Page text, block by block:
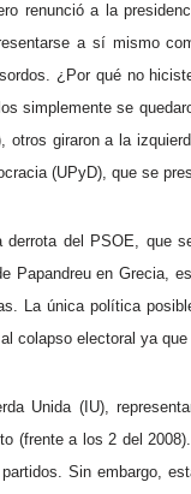
renunció a la
a sí mismo
¿Por qué no
simplemente se
otros giraron a la
(UPyD), que se
derrota del PSOE, que
Papandreu en Grecia,
La única política
colapso electoral ya
Unida (IU),
(frente a los 2 del
Sin embargo,